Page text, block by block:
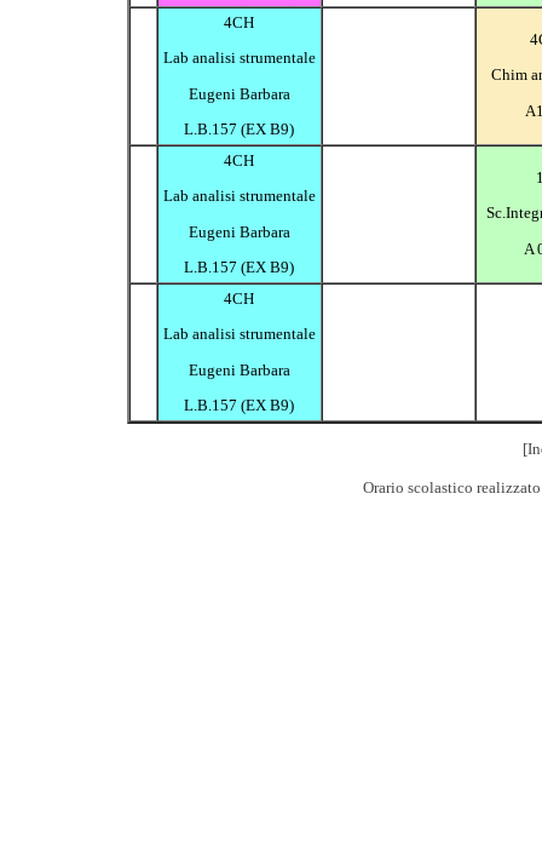
4CH
Lab analisi strumentale
Eugeni Barbara
L.B.157 (EX B9)
Chim
4CH
Lab analisi strumentale
Eugeni Barbara
L.B.157 (EX B9)
A
4CH
Lab analisi strumentale
Eugeni Barbara
L.B.157 (EX B9)
Orario scolastico